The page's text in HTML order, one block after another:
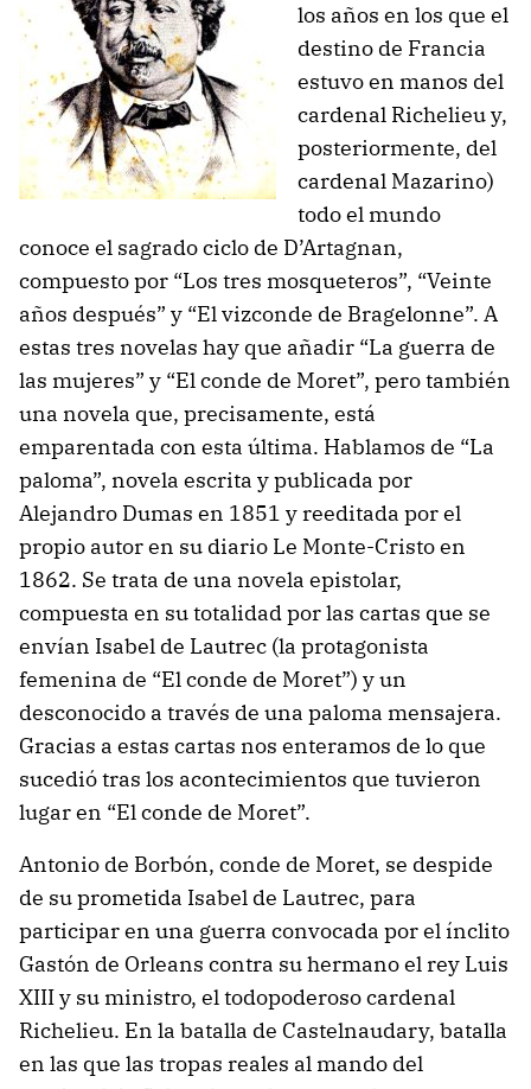
los años en los que el
destino de Francia
estuvo en manos del
cardenal Richelieu y,
posteriormente, del
cardenal Mazarino)
todo el mundo
conoce el sagrado ciclo de D’Artagnan,
compuesto por “Los tres mosqueteros”, “Veinte
años después” y “El vizconde de Bragelonne”. A
estas tres novelas hay que añadir “La guerra de
las mujeres” y “El conde de Moret”, pero también
una novela que, precisamente, está
emparentada con esta última. Hablamos de “La
paloma”, novela escrita y publicada por
Alejandro Dumas en 1851 y reeditada por el
propio autor en su diario Le Monte-Cristo en
1862. Se trata de una novela epistolar,
compuesta en su totalidad por las cartas que se
envían Isabel de Lautrec (la protagonista
femenina de “El conde de Moret”) y un
desconocido a través de una paloma mensajera.
Gracias a estas cartas nos enteramos de lo que
sucedió tras los acontecimientos que tuvieron
lugar en “El conde de Moret”.
Antonio de Borbón, conde de Moret, se despide
de su prometida Isabel de Lautrec, para
participar en una guerra convocada por el ínclito
Gastón de Orleans contra su hermano el rey Luis
XIII y su ministro, el todopoderoso cardenal
Richelieu. En la batalla de Castelnaudary, batalla
en las que las tropas reales al mando del